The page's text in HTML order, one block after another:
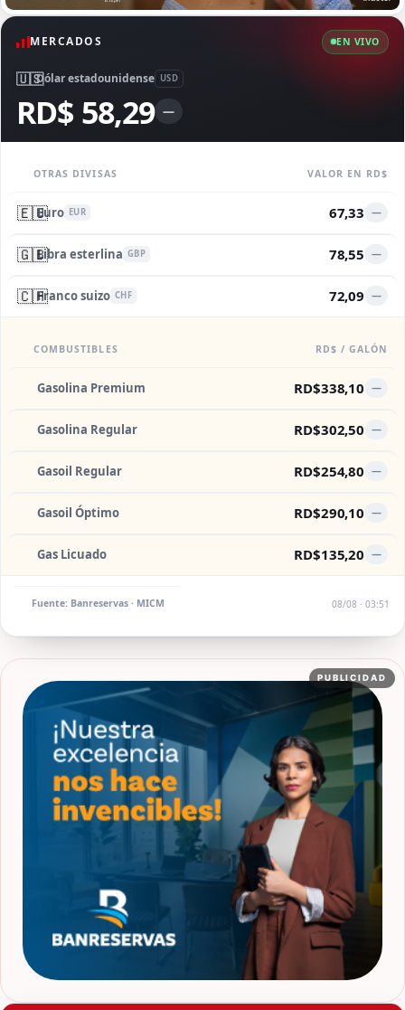
MERCADOS EN VIVO
🇺🇸Dólar estadounidense USD
RD$ 58,29 —
OTRAS DIVISAS VALOR EN RD$
🇪🇺Euro EUR 67,33 —
🇬🇧Libra esterlina GBP 78,55 —
🇨🇭Franco suizo CHF 72,09 —
COMBUSTIBLES RD$ / GALÓN
Gasolina Premium RD$338,10 —
Gasolina Regular RD$302,50 —
Gasoil Regular RD$254,80 —
Gasoil Óptimo RD$290,10 —
Gas Licuado RD$135,20 —
Fuente: Banreservas · MICM 08/08 · 03:51
PUBLICIDAD